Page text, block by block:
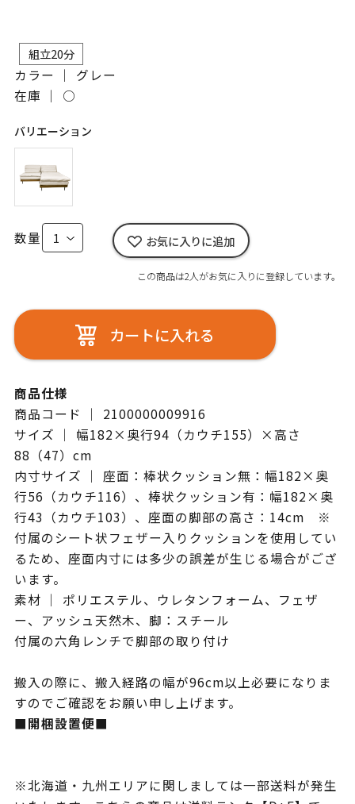
組立20分
カラー ｜ グレー
在庫 ｜ ○
バリエーション
数量 お気に入りに追加
この商品は2人がお気に入りに登録しています。
カートに入れる
商品仕様
商品コード ｜ 2100000009916
サイズ ｜ 幅182×奥行94（カウチ155）×高さ
88（47）cm
内寸サイズ ｜ 座面：棒状クッション無：幅182×奥
行56（カウチ116）、棒状クッション有：幅182×奥
行43（カウチ103）、座面の脚部の高さ：14cm ※
付属のシート状フェザー入りクッションを使用してい
るため、座面内寸には多少の誤差が生じる場合がござ
います。
素材 ｜ ポリエステル、ウレタンフォーム、フェザ
ー、アッシュ天然木、脚：スチール
付属の六角レンチで脚部の取り付け
搬入の際に、搬入経路の幅が96cm以上必要になりま
すのでご確認をお願い申し上げます。
■開梱設置便■
※北海道・九州エリアに関しましては一部送料が発生